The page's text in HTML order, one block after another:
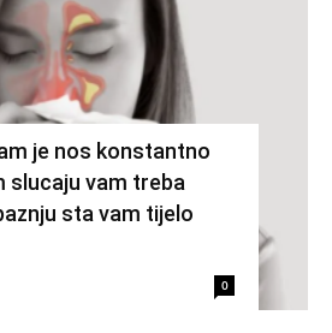
je nos konstantno
slucaju vam treba
sta vam tijelo
0